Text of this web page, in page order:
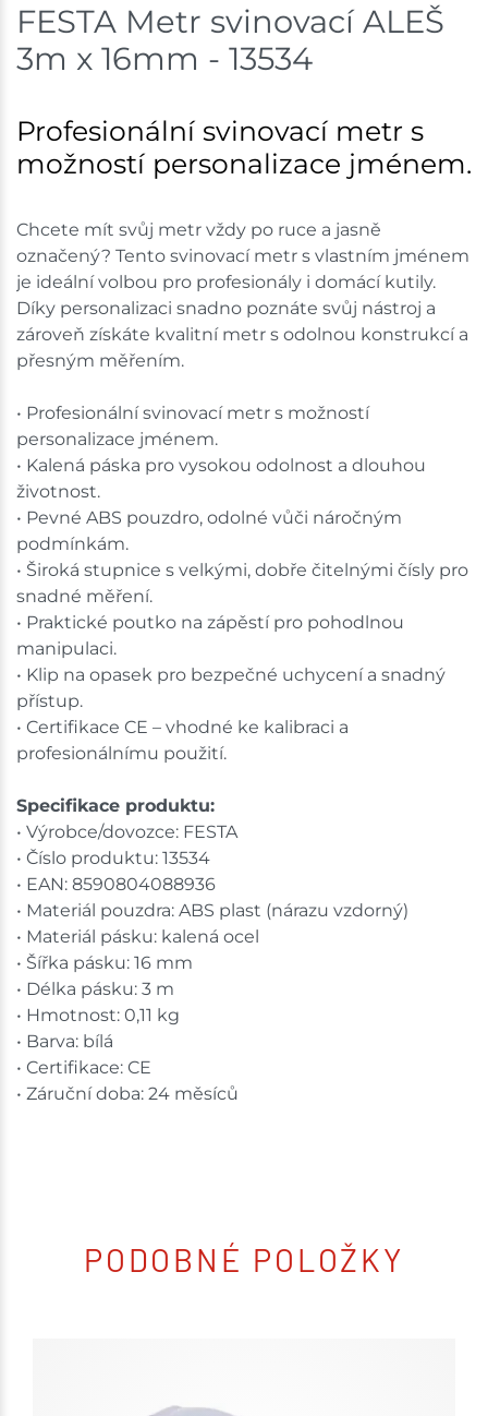
Skladem na prodejně - doručení do 7 dnů
Skladem na prodejně - doručení do 7 dnů
Skladem na prodejně - doručení do 7 dnů
Skladové množství na prodejnách je pouze orientační.
Ceny na prodejnách se mohou lišit od cen na e-
shopu.
FESTA Metr svinovací ALEŠ
3m x 16mm - 13534
Profesionální svinovací metr s
možností personalizace jménem.
Chcete mít svůj metr vždy po ruce a jasně
označený? Tento svinovací metr s vlastním jménem
je ideální volbou pro profesionály i domácí kutily.
Díky personalizaci snadno poznáte svůj nástroj a
zároveň získáte kvalitní metr s odolnou konstrukcí a
přesným měřením.
• Profesionální svinovací metr s možností
personalizace jménem.
• Kalená páska pro vysokou odolnost a dlouhou
životnost.
• Pevné ABS pouzdro, odolné vůči náročným
podmínkám.
• Široká stupnice s velkými, dobře čitelnými čísly pro
snadné měření.
• Praktické poutko na zápěstí pro pohodlnou
manipulaci.
• Klip na opasek pro bezpečné uchycení a snadný
přístup.
• Certifikace CE – vhodné ke kalibraci a
profesionálnímu použití.
Specifikace produktu:
• Výrobce/dovozce: FESTA
• Číslo produktu: 13534
• EAN: 8590804088936
• Materiál pouzdra: ABS plast (nárazu vzdorný)
• Materiál pásku: kalená ocel
• Šířka pásku: 16 mm
• Délka pásku: 3 m
• Hmotnost: 0,11 kg
• Barva: bílá
• Certifikace: CE
• Záruční doba: 24 měsíců
PODOBNÉ POLOŽKY